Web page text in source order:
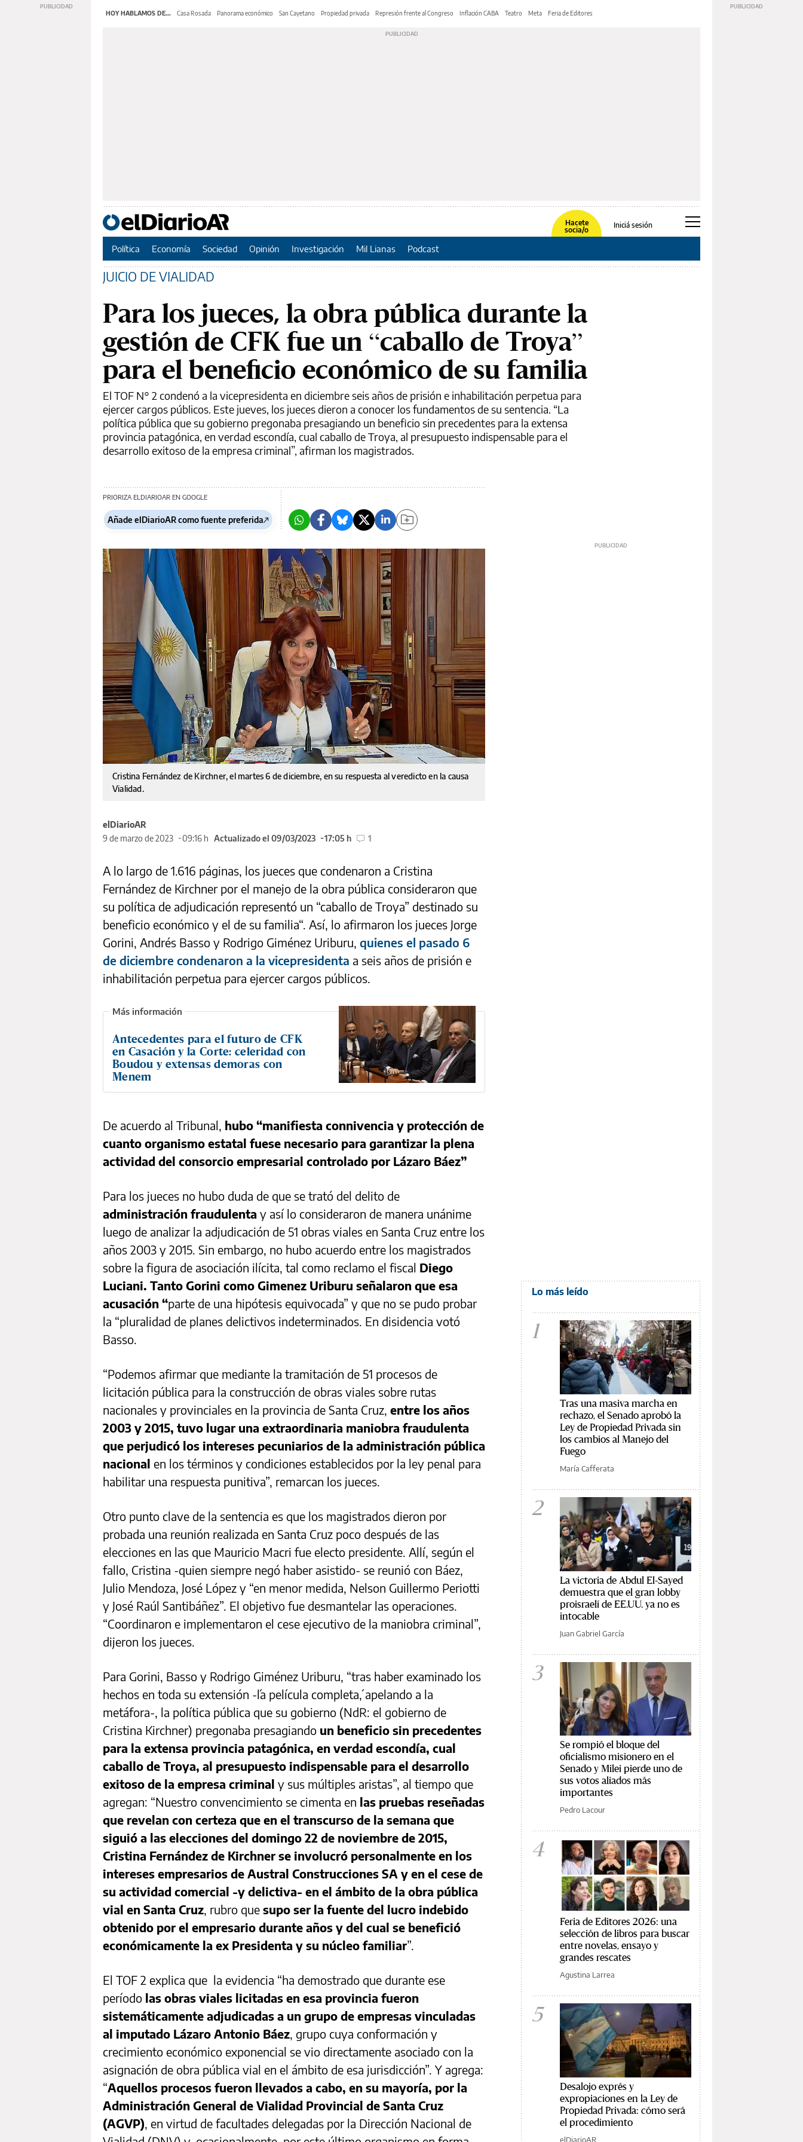
HOY HABLAMOS DE... Casa Rosada Panorama económico San Cayetano Propiedad privada Represión frente al Congreso Inflación CABA Teatro Meta Feria de Editores
Hacete
socia/o
Iniciá sesión
Política Economía Sociedad Opinión Investigación Mil Lianas Podcast
JUICIO DE VIALIDAD
Para los jueces, la obra pública durante la
gestión de CFK fue un “caballo de Troya”
para el beneficio económico de su familia
El TOF N° 2 condenó a la vicepresidenta en diciembre seis años de prisión e inhabilitación perpetua para
ejercer cargos públicos. Este jueves, los jueces dieron a conocer los fundamentos de su sentencia. “La
política pública que su gobierno pregonaba presagiando un beneficio sin precedentes para la extensa
provincia patagónica, en verdad escondía, cual caballo de Troya, al presupuesto indispensable para el
desarrollo exitoso de la empresa criminal”, afirman los magistrados.
PRIORIZA ELDIARIOAR EN GOOGLE
Añade elDiarioAR como fuente preferida
Cristina Fernández de Kirchner, el martes 6 de diciembre, en su respuesta al veredicto en la causa
Vialidad.
elDiarioAR
9 de marzo de 2023
09:16 h Actualizado el 09/03/2023 17:05 h 1
A lo largo de 1.616 páginas, los jueces que condenaron a Cristina
Fernández de Kirchner por el manejo de la obra pública consideraron que
su política de adjudicación representó un “caballo de Troya” destinado su
beneficio económico y el de su familia“. Así, lo afirmaron los jueces Jorge
Gorini, Andrés Basso y Rodrigo Giménez Uriburu, quienes el pasado 6
de diciembre condenaron a la vicepresidenta a seis años de prisión e
inhabilitación perpetua para ejercer cargos públicos.
Antecedentes para el futuro de CFK
en Casación y la Corte: celeridad con
Boudou y extensas demoras con
Menem
De acuerdo al Tribunal, hubo “manifiesta connivencia y protección de
cuanto organismo estatal fuese necesario para garantizar la plena
actividad del consorcio empresarial controlado por Lázaro Báez”
Para los jueces no hubo duda de que se trató del delito de
administración fraudulenta y así lo consideraron de manera unánime
luego de analizar la adjudicación de 51 obras viales en Santa Cruz entre los
años 2003 y 2015. Sin embargo, no hubo acuerdo entre los magistrados
sobre la figura de asociación ilícita, tal como reclamo el fiscal Diego
Luciani. Tanto Gorini como Gimenez Uriburu señalaron que esa
acusación “parte de una hipótesis equivocada” y que no se pudo probar
la “pluralidad de planes delictivos indeterminados. En disidencia votó
Basso.
“Podemos afirmar que mediante la tramitación de 51 procesos de
licitación pública para la construcción de obras viales sobre rutas
nacionales y provinciales en la provincia de Santa Cruz, entre los años
2003 y 2015, tuvo lugar una extraordinaria maniobra fraudulenta
que perjudicó los intereses pecuniarios de la administración pública
nacional en los términos y condiciones establecidos por la ley penal para
habilitar una respuesta punitiva”, remarcan los jueces.
Otro punto clave de la sentencia es que los magistrados dieron por
probada una reunión realizada en Santa Cruz poco después de las
elecciones en las que Mauricio Macri fue electo presidente. Allí, según el
fallo, Cristina -quien siempre negó haber asistido- se reunió con Báez,
Julio Mendoza, José López y “en menor medida, Nelson Guillermo Periotti
y José Raúl Santibáñez”. El objetivo fue desmantelar las operaciones.
“Coordinaron e implementaron el cese ejecutivo de la maniobra criminal”,
dijeron los jueces.
Para Gorini, Basso y Rodrigo Giménez Uriburu, “tras haber examinado los
hechos en toda su extensión -´la película completa´, apelando a la
metáfora-, la política pública que su gobierno (NdR: el gobierno de
Cristina Kirchner) pregonaba presagiando un beneficio sin precedentes
para la extensa provincia patagónica, en verdad escondía, cual
caballo de Troya, al presupuesto indispensable para el desarrollo
exitoso de la empresa criminal y sus múltiples aristas”, al tiempo que
agregan: “Nuestro convencimiento se cimenta en las pruebas reseñadas
que revelan con certeza que en el transcurso de la semana que
siguió a las elecciones del domingo 22 de noviembre de 2015,
Cristina Fernández de Kirchner se involucró personalmente en los
intereses empresarios de Austral Construcciones SA y en el cese de
su actividad comercial -y delictiva- en el ámbito de la obra pública
vial en Santa Cruz, rubro que supo ser la fuente del lucro indebido
obtenido por el empresario durante años y del cual se benefició
económicamente la ex Presidenta y su núcleo familiar”.
El TOF 2 explica que la evidencia “ha demostrado que durante ese
período las obras viales licitadas en esa provincia fueron
sistemáticamente adjudicadas a un grupo de empresas vinculadas
al imputado Lázaro Antonio Báez, grupo cuya conformación y
crecimiento económico exponencial se vio directamente asociado con la
asignación de obra pública vial en el ámbito de esa jurisdicción”. Y agrega:
“Aquellos procesos fueron llevados a cabo, en su mayoría, por la
Administración General de Vialidad Provincial de Santa Cruz
(AGVP), en virtud de facultades delegadas por la Dirección Nacional de
Lo más leído
1
Tras una masiva marcha en
rechazo, el Senado aprobó la
Ley de Propiedad Privada sin
los cambios al Manejo del
Fuego
María Cafferata
2
La victoria de Abdul El-Sayed
demuestra que el gran lobby
proisraelí de EE.UU. ya no es
intocable
Juan Gabriel García
3
Se rompió el bloque del
oficialismo misionero en el
Senado y Milei pierde uno de
sus votos aliados más
importantes
Pedro Lacour
4
Feria de Editores 2026: una
selección de libros para buscar
entre novelas, ensayo y
grandes rescates
Agustina Larrea
5
Desalojo exprés y
expropiaciones en la Ley de
Propiedad Privada: cómo será
el procedimiento
elDiarioAR